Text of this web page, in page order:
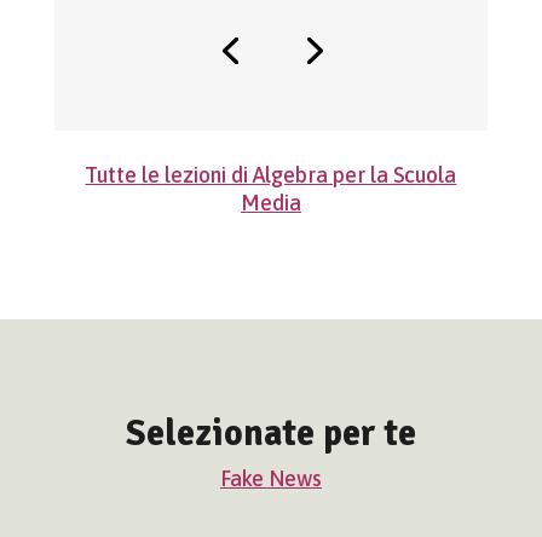
Tutte le lezioni di Algebra per la Scuola
Media
Selezionate per te
Fake News